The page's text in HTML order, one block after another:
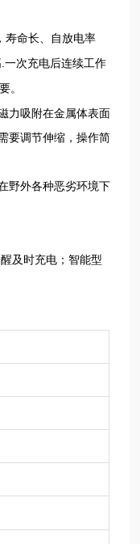
寿命长、自放电率
.一次充电后连续工作
。
力吸附在金属体表面
要调节伸缩，操作简
野外各种恶劣环境下
及时充电；智能型